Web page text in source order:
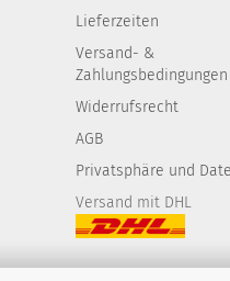
Lieferzeiten
Versand- &
Zahlungsbedingungen
Widerrufsrecht
AGB
Privatsphäre und
Versand mit DHL